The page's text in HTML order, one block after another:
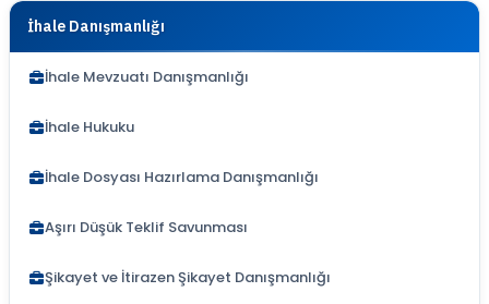
İhale Danışmanlığı
İhale Mevzuatı Danışmanlığı
İhale Hukuku
İhale Dosyası Hazırlama Danışmanlığı
Aşırı Düşük Teklif Savunması
Şikayet ve İtirazen Şikayet Danışmanlığı